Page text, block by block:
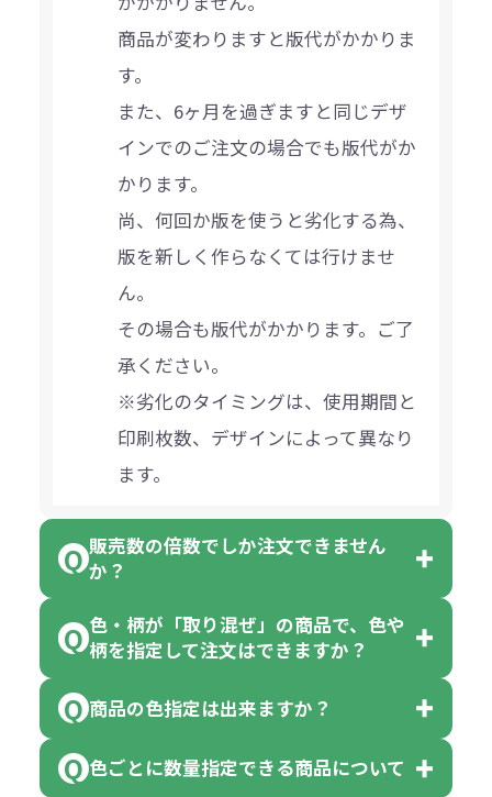
商品が変わりますと版代がかかりま
す。
また、6ヶ月を過ぎますと同じデザ
インでのご注文の場合でも版代がか
かります。
尚、何回か版を使うと劣化する為、
版を新しく作らなくては行けませ
ん。
その場合も版代がかかります。ご了
承ください。
※劣化のタイミングは、使用期間と
印刷枚数、デザインによって異なり
ます。
販売数の倍数でしか注文できません
か？
一部商品（※）を除き、注文可能数
です。
色・柄が「取り混ぜ」の商品で、色や
柄を指定して注文はできますか？
「色・柄 取り混ぜ」のラベルがつい
ている商品は、色指定不可となって
商品の色指定は出来ますか？
色指定できる商品もございますが商
色ごとに数量指定できる商品について